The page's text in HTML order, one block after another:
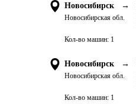
Новосибирск →
Новосибирская обл.
Кол-во машин: 1
Новосибирск →
Новосибирская обл.
Кол-во машин: 1